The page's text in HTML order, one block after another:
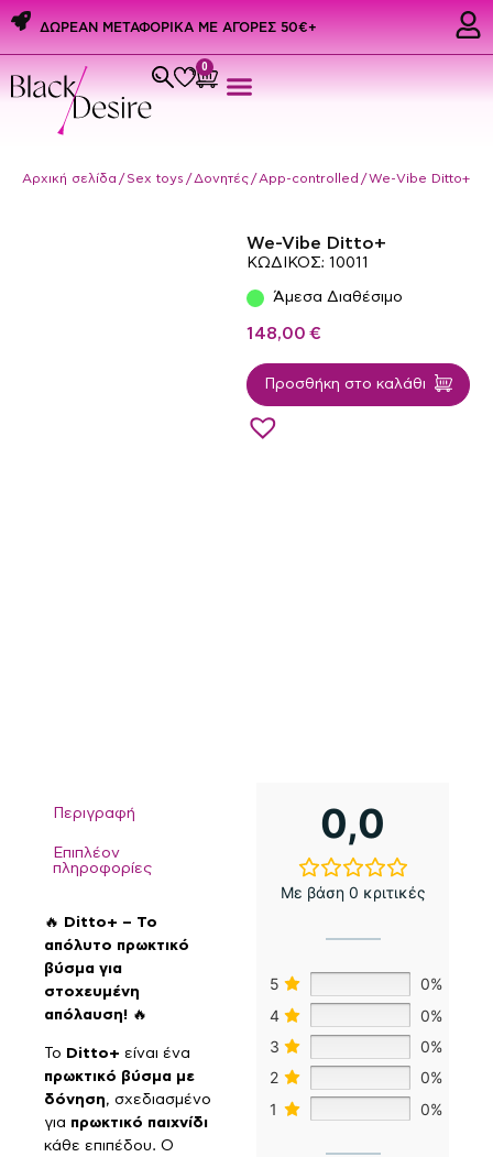
ΔΩΡΕΑΝ ΜΕΤΑΦΟΡΙΚΑ ME ΑΓΟΡΕΣ 50€+
0
Αρχική σελίδα / Sex toys / Δονητές / App-controlled / We-Vibe Ditto+
We-Vibe Ditto+
ΚΩΔΙΚΟΣ: 10011
Άμεσα Διαθέσιμο
148,00 €
Προσθήκη στο καλάθι
0,0
Με βάση 0 κριτικές
5
0%
4
0%
3
0%
2
0%
1
0%
Περιγραφή
Επιπλέον
πληροφορίες
🔥 Ditto+ – Το
απόλυτο πρωκτικό
βύσμα για
στοχευμένη
απόλαυση! 🔥
Το Ditto+ είναι ένα
πρωκτικό βύσμα με
δόνηση, σχεδιασμένο
για πρωκτικό παιχνίδι
κάθε επιπέδου. Ο